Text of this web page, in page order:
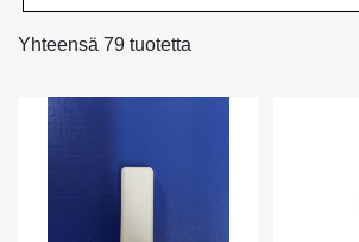
Yhteensä 79 tuotetta